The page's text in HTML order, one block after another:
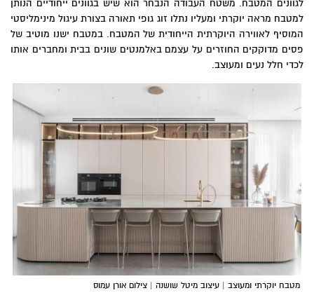
לגוונים המטבח. משטח העבודה הנבחר הוא שיש בגוונים ייחודיים הנותן
למטבח מראה יוקרתי ומעליו נתלו זוג גופי תאורה בצורת עיגול מינימליסטי
המוסיף לאווירה היוקרתית הייחודית של המטבח. במטבח ישנו מוטיב של
פסים מדוקקים החוזרים על עצמם באלמנטים שונים בבית ומחברים אותו
לכדי חלל נעים ומעוצב.
מטבח יוקרתי ומעוצב | עיצוב מיטל שושנה | צילום אורן עמוס